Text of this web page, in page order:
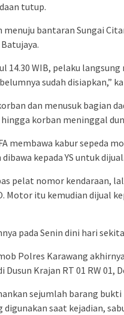
tutup.
bantaran Sungai
14.30 WIB, pelaku
sudah disiapkan,”
dan menusuk bagian
korban meninggal
membawa kabur sepeda
kepada YS untuk dijual.
pelat nomor kendaraan,
Motor itu kemudian dijual
pada Senin dini hari
Polres Karawang
Krajan RT 01 RW 01,
sejumlah barang
saat kejadian,